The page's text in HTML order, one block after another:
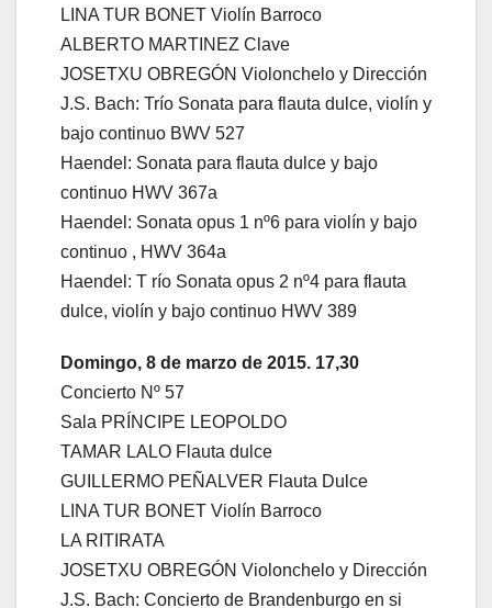
LINA TUR BONET Violín Barroco
ALBERTO MARTINEZ Clave
JOSETXU OBREGÓN Violonchelo y Dirección
J.S. Bach: Trío Sonata para flauta dulce, violín y
bajo continuo BWV 527
Haendel: Sonata para flauta dulce y bajo
continuo HWV 367a
Haendel: Sonata opus 1 nº6 para violín y bajo
continuo , HWV 364a
Haendel: T río Sonata opus 2 nº4 para flauta
dulce, violín y bajo continuo HWV 389
Domingo, 8 de marzo de 2015. 17,30
Concierto Nº 57
Sala PRÍNCIPE LEOPOLDO
TAMAR LALO Flauta dulce
GUILLERMO PEÑALVER Flauta Dulce
LINA TUR BONET Violín Barroco
LA RITIRATA
JOSETXU OBREGÓN Violonchelo y Dirección
J.S. Bach: Concierto de Brandenburgo en si